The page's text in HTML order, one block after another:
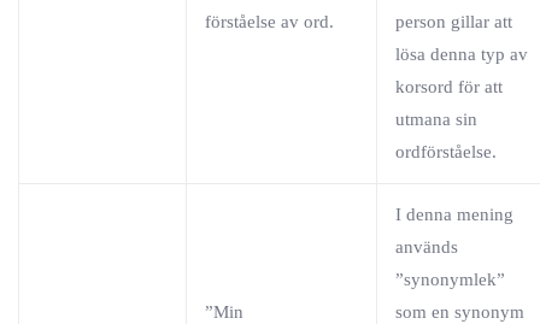
förståelse av ord.
person gillar att
lösa denna typ av
korsord för att
utmana sin
ordförståelse.
”Min
I denna mening
används
”synonymlek”
som en synonym